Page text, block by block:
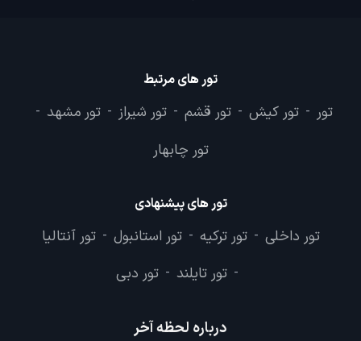
تور های مرتبط
تور - تور کیش - تور قشم - تور شیراز - تور مشهد -
تور چابهار
تور های پیشنهادی
تور داخلی - تور ترکیه - تور استانبول - تور آنتالیا
- تور تایلند - تور دبی
درباره لحظه آخر